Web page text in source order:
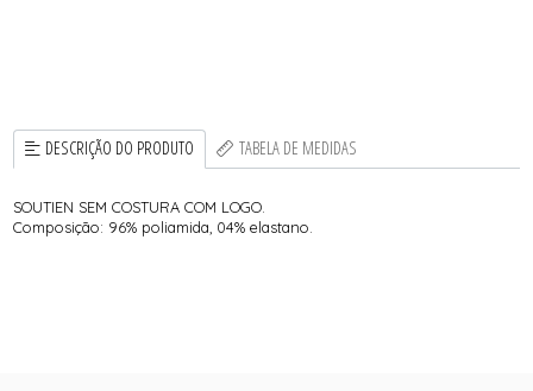
DESCRIÇÃO DO PRODUTO TABELA DE MEDIDAS
SOUTIEN SEM COSTURA COM LOGO.
Composição: 96% poliamida, 04% elastano.